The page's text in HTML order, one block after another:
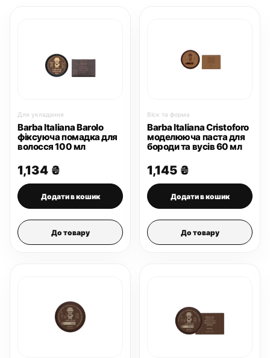
Для укладання
Barba Italiana Barolo
фіксуюча помадка для
волосся 100 мл
1,134 ₴
Додати в кошик
До товару
Віск та форма
Barba Italiana Cristoforo
моделююча паста для
бороди та вусів 60 мл
1,145 ₴
Додати в кошик
До товару